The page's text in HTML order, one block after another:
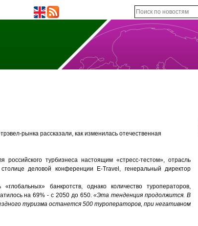
рынка рассказали, как изменилась отечественная
турбизнеса настоящим «стресс-тестом», отрасль
деловой конференции E-Travel, генеральный директор
банкротств, однако количество туроператоров,
на 69% - с 2050 до 650.«Эта тенденция продолжится. В
туризма останется 500 туроператоров, при негативном